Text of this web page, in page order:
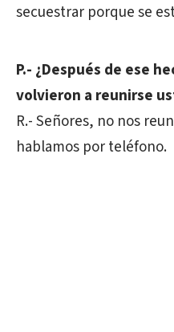
secuestrar porque se
P.- ¿Después de ese
volvieron a reunirse
R.- Señores, no nos
hablamos por teléfono.